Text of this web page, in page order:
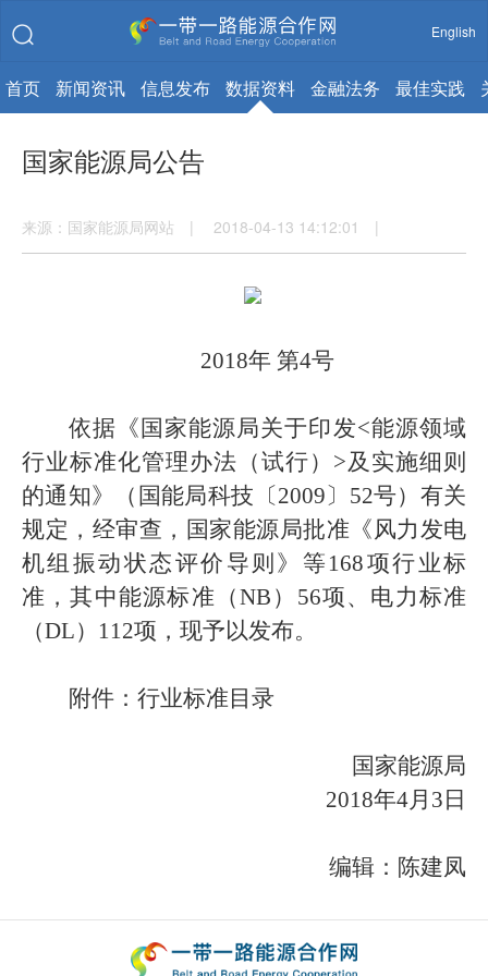
English
首页 新闻资讯 信息发布 数据资料 金融法务 最佳实践
国家能源局公告
来源：国家能源局网站 | 2018-04-13 14:12:01 |
2018年 第4号
依据《国家能源局关于印发<能源领域
行业标准化管理办法（试行）>及实施细则
的通知》（国能局科技〔2009〕52号）有关
规定，经审查，国家能源局批准《风力发电
机组振动状态评价导则》等168项行业标
准，其中能源标准（NB）56项、电力标准
（DL）112项，现予以发布。
附件： 行业标准目录
国家能源局
2018年4月3日
编辑：陈建凤